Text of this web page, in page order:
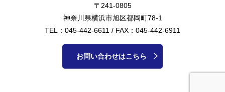
〒241-0805
神奈川県横浜市旭区都岡町78-1
TEL：045-442-6611 / FAX：045-442-6911
お問い合わせはこちら